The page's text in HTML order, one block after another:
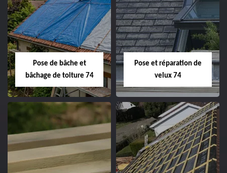
Pose de bâche et
bâchage de toiture 74
Pose et réparation de
velux 74